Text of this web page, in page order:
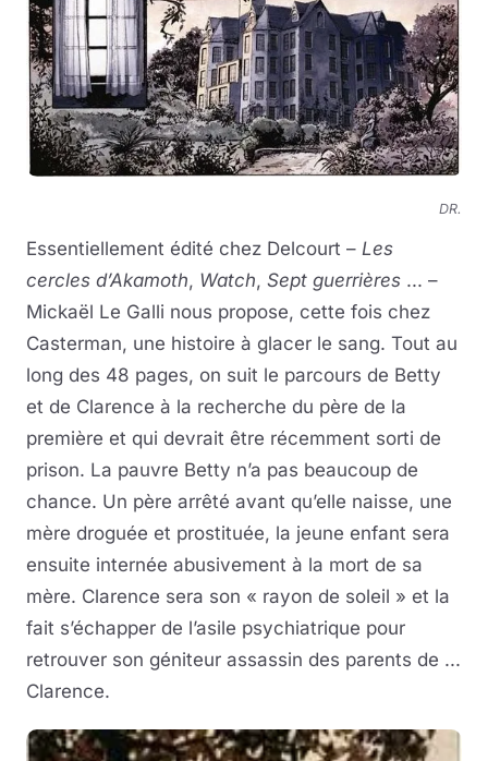
DR.
Essentiellement édité chez Delcourt – Les
cercles d’Akamoth, Watch, Sept guerrières ... –
Mickaël Le Galli nous propose, cette fois chez
Casterman, une histoire à glacer le sang. Tout au
long des 48 pages, on suit le parcours de Betty
et de Clarence à la recherche du père de la
première et qui devrait être récemment sorti de
prison. La pauvre Betty n’a pas beaucoup de
chance. Un père arrêté avant qu’elle naisse, une
mère droguée et prostituée, la jeune enfant sera
ensuite internée abusivement à la mort de sa
mère. Clarence sera son « rayon de soleil » et la
fait s’échapper de l’asile psychiatrique pour
retrouver son géniteur assassin des parents de ...
Clarence.